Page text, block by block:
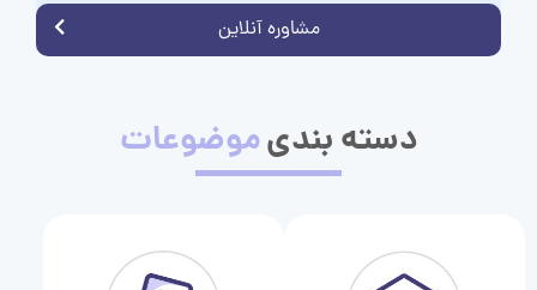
مشاوره آنلاین
دسته بندیموضوعات